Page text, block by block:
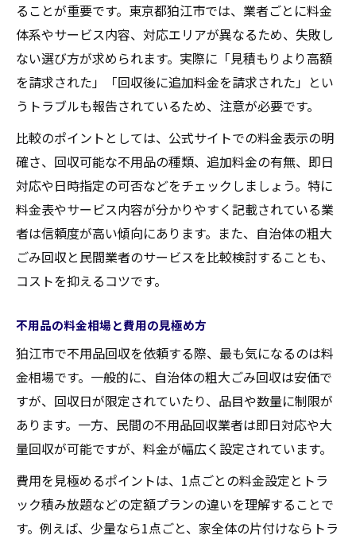
ることが重要です。東京都狛江市では、業者ごとに料金
体系やサービス内容、対応エリアが異なるため、失敗し
ない選び方が求められます。実際に「見積もりより高額
を請求された」「回収後に追加料金を請求された」とい
うトラブルも報告されているため、注意が必要です。
比較のポイントとしては、公式サイトでの料金表示の明
確さ、回収可能な不用品の種類、追加料金の有無、即日
対応や日時指定の可否などをチェックしましょう。特に
料金表やサービス内容が分かりやすく記載されている業
者は信頼度が高い傾向にあります。また、自治体の粗大
ごみ回収と民間業者のサービスを比較検討することも、
コストを抑えるコツです。
不用品の料金相場と費用の見極め方
狛江市で不用品回収を依頼する際、最も気になるのは料
金相場です。一般的に、自治体の粗大ごみ回収は安価で
すが、回収日が限定されていたり、品目や数量に制限が
あります。一方、民間の不用品回収業者は即日対応や大
量回収が可能ですが、料金が幅広く設定されています。
費用を見極めるポイントは、1点ごとの料金設定とトラ
ック積み放題などの定額プランの違いを理解することで
す。例えば、少量なら1点ごと、家全体の片付けならトラ